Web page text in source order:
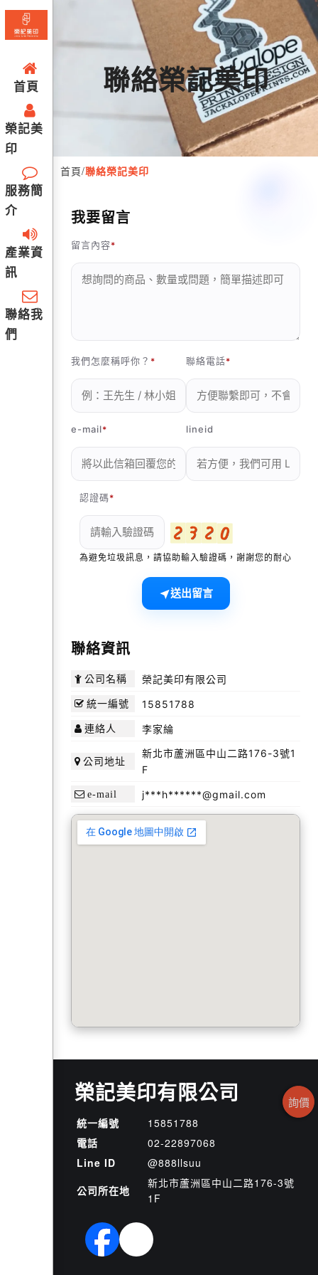
首頁
榮記美
印
服務簡
介
產業資
訊
聯絡我
們
聯絡榮記美印
首頁/聯絡榮記美印
聯絡資訊
公司名稱 榮記美印有限公司
統一編號 15851788
連絡人 李家綸
公司地址
新北市蘆洲區中山二路176-3號1
F
e-mail j***h******@gmail.com
我要留言
留言內容
我們怎麼稱呼你？ 聯絡電話
e-mail lineid
認證碼
為避免垃圾訊息，請協助輸入驗證碼，謝謝您的耐心
送出留言
榮記美印有限公司
統一編號
15851788
電話
02-22897068
Line ID
@888llsuu
公司所在地
新北市蘆洲區中山二路176-3號
1F
詢價